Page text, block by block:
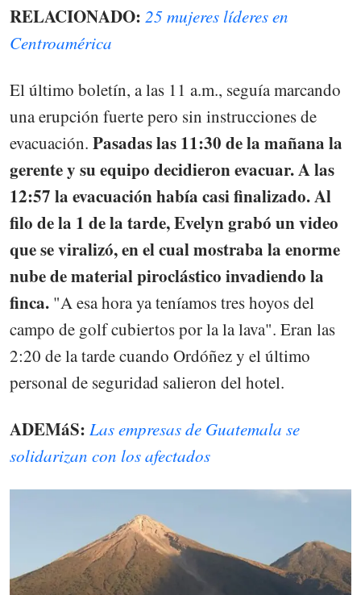
RELACIONADO: 25 mujeres líderes en
Centroamérica
El último boletín, a las 11 a.m., seguía marcando
una erupción fuerte pero sin instrucciones de
evacuación. Pasadas las 11:30 de la mañana la
gerente y su equipo decidieron evacuar. A las
12:57 la evacuación había casi finalizado. Al
filo de la 1 de la tarde, Evelyn grabó un video
que se viralizó, en el cual mostraba la enorme
nube de material piroclástico invadiendo la
finca. "A esa hora ya teníamos tres hoyos del
campo de golf cubiertos por la la lava". Eran las
2:20 de la tarde cuando Ordóñez y el último
personal de seguridad salieron del hotel.
ADEMáS: Las empresas de Guatemala se
solidarizan con los afectados